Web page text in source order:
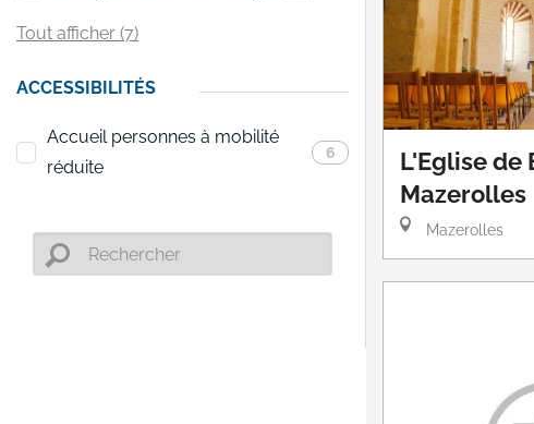
Tout afficher (7)
ACCESSIBILITÉS
Accueil personnes à mobilité
réduite
6
L'Eglise de
Mazerolles
Mazerolles